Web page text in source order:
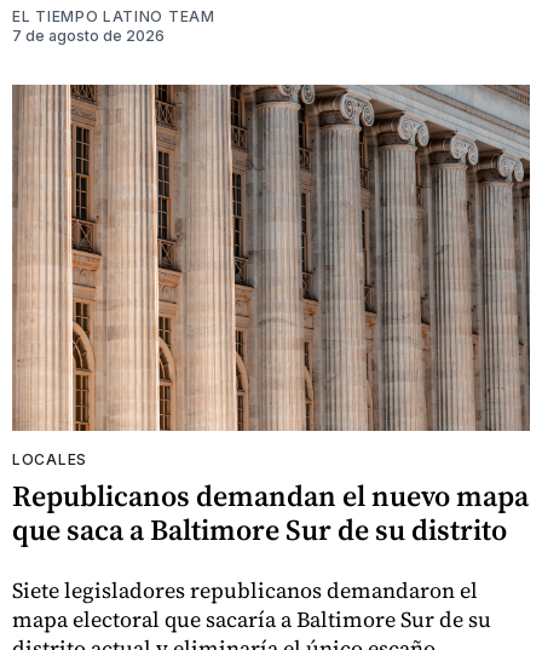
EL TIEMPO LATINO TEAM
7 de agosto de 2026
LOCALES
Republicanos demandan el nuevo mapa
que saca a Baltimore Sur de su distrito
Siete legisladores republicanos demandaron el
mapa electoral que sacaría a Baltimore Sur de su